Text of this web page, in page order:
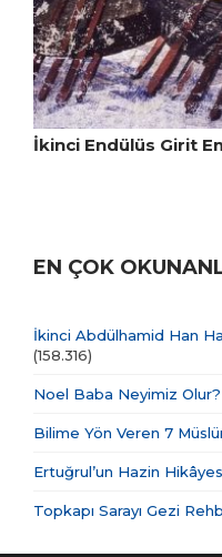
İkinci Endülüs Girit
EN ÇOK
İkinci Abdülhamid Han
(158.316)
Noel Baba Neyimiz Olur?
Bilime Yön Veren 7
Ertuğrul’un Hazin
Topkapı Sarayı Gezi